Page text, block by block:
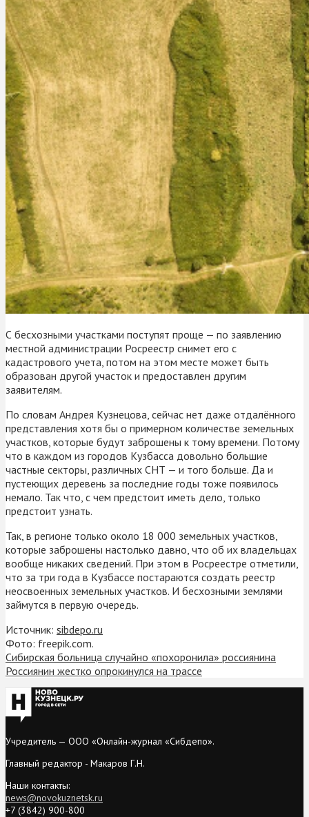
С бесхозными участками поступят проще — по заявлению
местной администрации Росреестр снимет его с
кадастрового учета, потом на этом месте может быть
образован другой участок и предоставлен другим
заявителям.
По словам Андрея Кузнецова, сейчас нет даже отдалённого
представления хотя бы о примерном количестве земельных
участков, которые будут заброшены к тому времени. Потому
что в каждом из городов Кузбасса довольно большие
частные секторы, различных СНТ — и того больше. Да и
пустеющих деревень за последние годы тоже появилось
немало. Так что, с чем предстоит иметь дело, только
предстоит узнать.
Так, в регионе только около 18 000 земельных участков,
которые заброшены настолько давно, что об их владельцах
вообще никаких сведений. При этом в Росреестре отметили,
что за три года в Кузбассе постараются создать реестр
неосвоенных земельных участков. И бесхозными землями
займутся в первую очередь.
Источник: sibdepo.ru
Фото: freepik.com.
Сибирская больница случайно «похоронила» россиянина
Россиянин жестко опрокинулся на трассе
Учредитель — ООО «Онлайн-журнал «Сибдепо».
Главный редактор - Макаров Г.Н.
Наши контакты:
news@novokuznetsk.ru
+7 (3842) 900-800